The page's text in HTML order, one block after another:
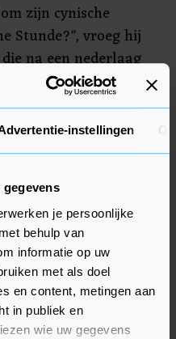
instellingen
je persoonlijke
behulp van
informatie op uw
met als doel
en content, metingen aan
in publiek en
wie uw gegevens
zijn cynische
Stunde?", vroeg hij
na een nederlaag
wilde weten
voetbal. Ook
'patatgeneratie'
die in de jaren